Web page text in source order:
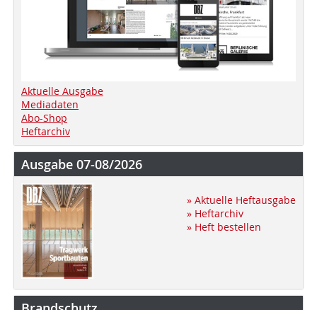
Aktuelle Ausgabe
Mediadaten
Abo-Shop
Heftarchiv
Ausgabe 07-08/2026
» Aktuelle Heftausgabe
» Heftarchiv
» Heft bestellen